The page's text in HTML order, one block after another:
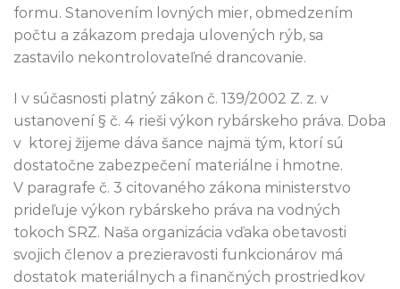
formu. Stanovením lovných mier, obmedzením
počtu a zákazom predaja ulovených rýb, sa
zastavilo nekontrolovateľné drancovanie.
I v súčasnosti platný zákon č. 139/2002 Z. z. v
ustanovení § č. 4 rieši výkon rybárskeho práva. Doba
v ktorej žijeme dáva šance najmä tým, ktorí sú
dostatočne zabezpečení materiálne i hmotne.
V paragrafe č. 3 citovaného zákona ministerstvo
prideľuje výkon rybárskeho práva na vodných
tokoch SRZ. Naša organizácia vďaka obetavosti
svojich členov a prezieravosti funkcionárov má
dostatok materiálnych a finančných prostriedkov